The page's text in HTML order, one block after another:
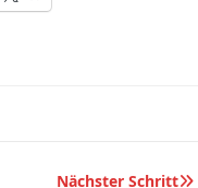
Nächster Schritt